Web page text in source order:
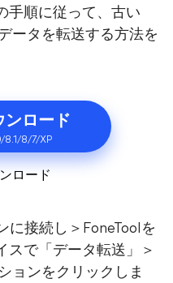
手順に従って、古い
ータを転送する方法を
ンロード
8.1/8/7/XP
ロード
に接続し＞FoneToolを
スで「データ転送」＞
ョンをクリックしま